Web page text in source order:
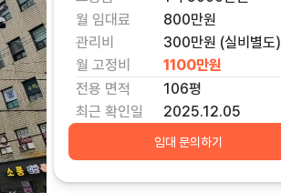
월 임대료
800만원
관리비
300만원 (실비별도)
월 고정비
1100만원
전용 면적
106평
최근 확인일
2025.12.05
임대 문의하기